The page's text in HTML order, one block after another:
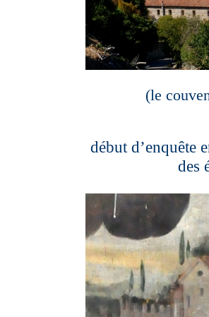
(le
début d’enquête
des